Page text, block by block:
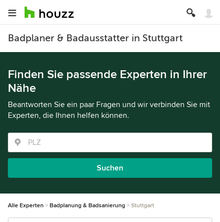
Badplaner & Badausstatter in Stuttgart
Finden Sie passende Experten in Ihrer
Nähe
Beantworten Sie ein paar Fragen und wir verbinden Sie mit
Experten, die Ihnen helfen können.
Suchen
Alle Experten Badplanung & Badsanierung Stuttgart